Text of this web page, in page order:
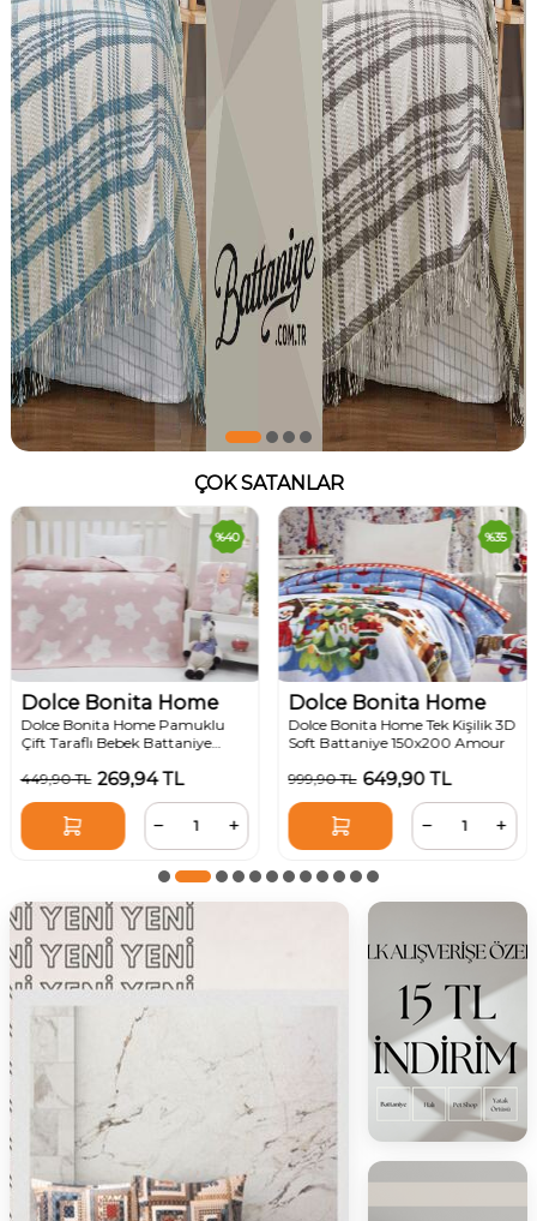
ÇOK SATANLAR
%40
Dolce Bonita Home
Dolce Bonita Home Pamuklu
Çift Taraflı Bebek Battaniye
449,90TL 269,94TL
%35
Dolce Bonita Home
Dolce Bonita Home Tek Kişilik 3D
Soft Battaniye 150x200 Amour
999,90TL 649,90TL